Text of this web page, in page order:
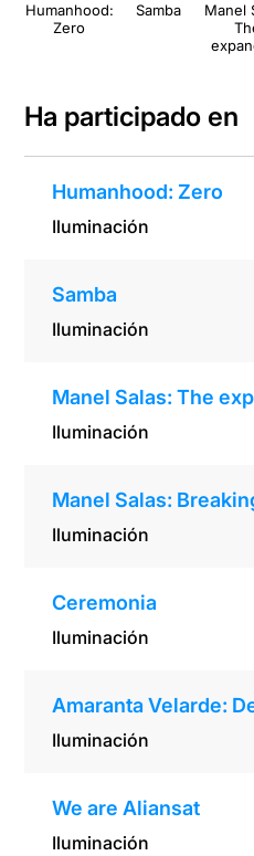
Humanhood:
Zero
Samba
Manel
Ha participado en
Humanhood: Zero
Iluminación
Samba
Iluminación
Manel Salas: The
Iluminación
Manel Salas:
Iluminación
Ceremonia
Iluminación
Amaranta Velarde:
Iluminación
We are Aliansat
Iluminación